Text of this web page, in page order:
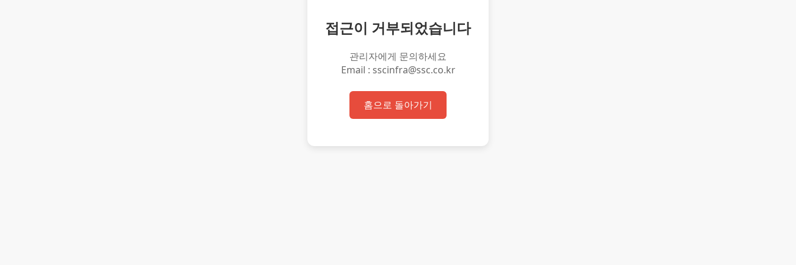
접근이 거부되었습니다
관리자에게 문의하세요
Email : sscinfra@ssc.co.kr
홈으로 돌아가기